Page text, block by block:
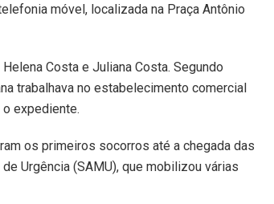
móvel, localizada na Praça Antônio
Costa e Juliana Costa. Segundo
trabalhava no estabelecimento comercial
expediente.
os primeiros socorros até a chegada das
Urgência (SAMU), que mobilizou várias